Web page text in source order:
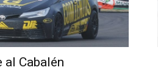
al Cabalén